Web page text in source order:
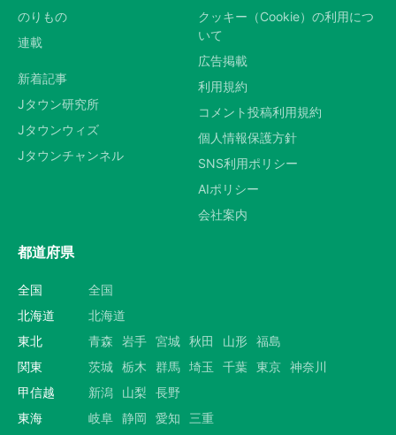
のりもの
連載
新着記事
Jタウン研究所
Jタウンウィズ
Jタウンチャンネル
クッキー（Cookie）の利用につ
いて
広告掲載
利用規約
コメント投稿利用規約
個人情報保護方針
SNS利用ポリシー
AIポリシー
会社案内
都道府県
全国
全国
北海道
北海道
東北
青森 岩手 宮城 秋田 山形 福島
関東
茨城 栃木 群馬 埼玉 千葉 東京 神奈川
甲信越
新潟 山梨
長野
東海
岐阜 静岡 愛知
三重